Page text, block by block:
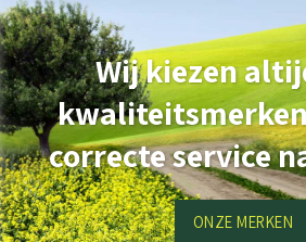
Wij kiezen
correcte service
ONZE MERKEN